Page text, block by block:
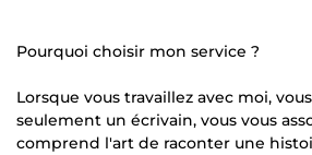
Pourquoi choisir mon service ?
Lorsque vous travaillez avec moi,
seulement un écrivain, vous vous
comprend l'art de raconter une